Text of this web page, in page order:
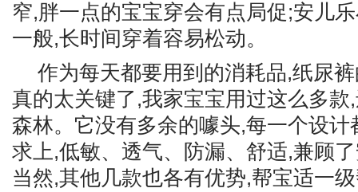
窄,胖一点的宝宝穿会有点局促;安儿
一般,长时间穿着容易松动。
作为每天都要用到的消耗品,纸尿
真的太关键了,我家宝宝用过这么多款
森林。它没有多余的噱头,每一个设计
求上,低敏、透气、防漏、舒适,兼顾
当然,其他几款也各有优势,帮宝适一